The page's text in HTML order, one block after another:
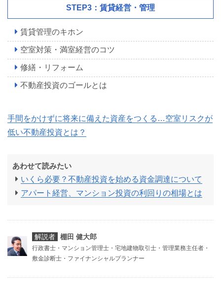
STEP3：賃貸経営・管理
賃貸管理のキホン
空室対策・満室経営のコツ
修繕・リフォーム
不動産投資のゴールとは
手間をかけずに将来に備えた資産をつくる…空室リスクが
低い不動産投資とは？
あわせて読みたい
いくら必要？不動産投資を始める資金調達について
アパート経営、マンション投資の利回りの相場とは
解説者 棚田 健大郎
行政書士・マンション管理士・宅地建物取引士・管理業務主任者・
敷金診断士・ファイナンシャルプランナー